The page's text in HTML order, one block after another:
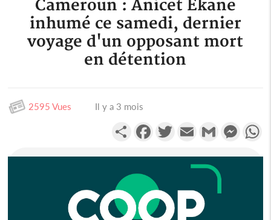
Cameroun : Anicet Ekane
inhumé ce samedi, dernier
voyage d'un opposant mort
en détention
2595 Vues Il y a 3 mois
PartagerFacebookTwitterEmail Gmail